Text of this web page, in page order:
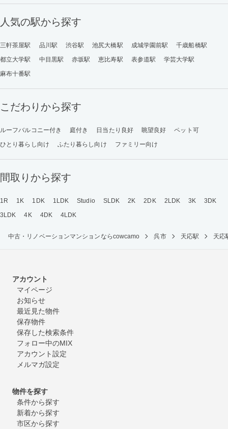
人気の駅から探す
三軒茶屋駅 品川駅 渋谷駅 池尻大橋駅 成城学園前駅
千歳船橋駅
都立大学駅
中目黒駅 赤坂駅 恵比寿駅 表参道駅
学芸大学駅
麻布十番駅
こだわりから探す
ルーフバルコニー付き 庭付き 日当たり良好 眺望良好
ペット可
ひとり暮らし向け
ふたり暮らし向け ファミリー向け
間取りから探す
1R 1K 1DK 1LDK Studio SLDK 2K 2DK 2LDK 3K
3DK
3LDK
4K 4DK 4LDK
中古・リノベーションマンションならcowcamo 呉市 天応駅 天応
アカウント
マイページ
お知らせ
最近見た物件
保存物件
保存した検索条件
フォロー中のMIX
アカウント設定
メルマガ設定
物件を探す
条件から探す
新着から探す
市区から探す